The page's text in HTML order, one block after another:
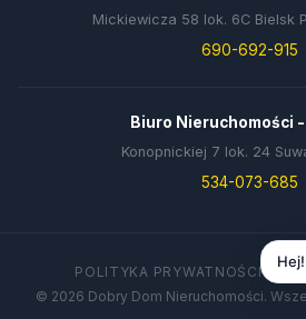
Mickiewicza 58 lok. 6C Bielsk
690-692-915
Biuro Nieruchomości -
Konopnickiej 7 lok. 24
534-073-685
POLITYKA PRYWATNOŚCIDANE
© 2026 Dobry Dom Nieruchomości.